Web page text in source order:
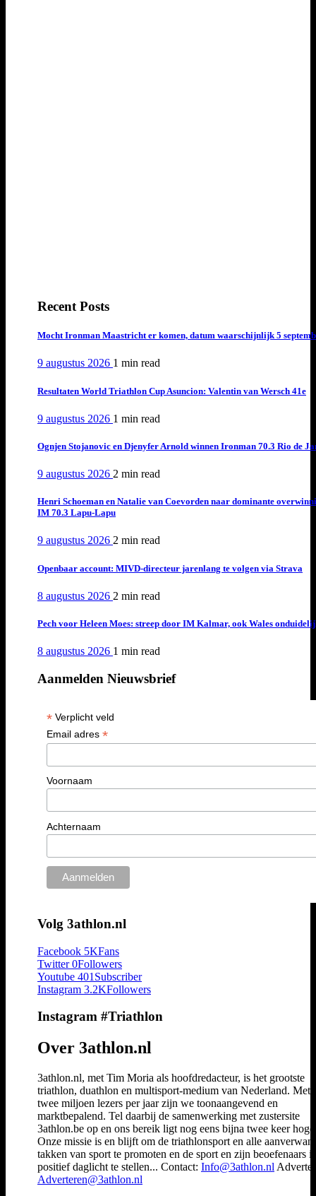
Recent Posts
Mocht Ironman Maastricht er komen, datum waarschijnlijk 5
9 augustus 2026 1 min read
Resultaten World Triathlon Cup Asuncion: Valentin van Wersch 41e
9 augustus 2026 1 min read
Ognjen Stojanovic en Djenyfer Arnold winnen Ironman 70.3 Rio de
9 augustus 2026 2 min read
Henri Schoeman en Natalie van Coevorden naar dominante
IM 70.3 Lapu-Lapu
9 augustus 2026 2 min read
Openbaar account: MIVD-directeur jarenlang te volgen via Strava
8 augustus 2026 2 min read
Pech voor Heleen Moes: streep door IM Kalmar, ook Wales
8 augustus 2026 1 min read
Aanmelden Nieuwsbrief
*Verplicht veld
Email adres *
Voornaam
Achternaam
Volg 3athlon.nl
Facebook 5KFans
Twitter 0Followers
Youtube 401 Subscriber
Instagram 3.2KFollowers
Instagram #Triathlon
Over 3athlon.nl
3athlon.nl, met Tim Moria als hoofdredacteur, is het grootste
triathlon, duathlon en multisport-medium van Nederland. Met
twee miljoen lezers per jaar zijn we toonaangevend en
marktbepalend. Tel daarbij de samenwerking met zustersite
3athlon.be op en ons bereik ligt nog eens bijna twee keer
Onze missie is en blijft om de triathlonsport en alle
takken van sport te promoten en de sport en zijn beoefenaars
positief daglicht te stellen... Contact: Info@3athlon.nl
Adverteren@3athlon.nl